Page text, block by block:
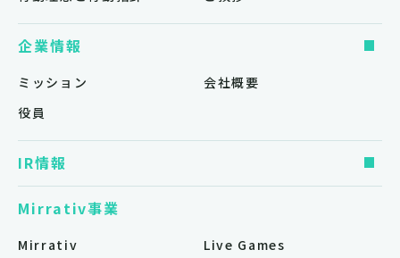
企業情報
ミッション
会社概要
役員
IR情報
Mirrativ事業
Mirrativ
Live Games